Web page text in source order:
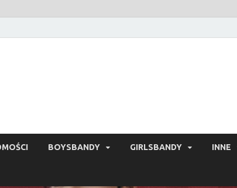
BOYSBANDY GIRLSBANDY INNE